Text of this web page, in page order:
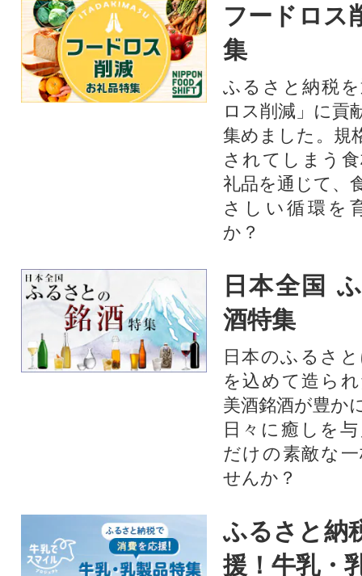
フードロス
集
ふるさと納税
ロス削減」に貢
集めました。規
されてしまう
礼品を通じて、
さしい循環を
か？​
日本全国
酒特集
日本のふるさ
を込めて造ら
美酒銘酒が豊か
日々に癒しを
だけの素敵な
せんか？
ふるさと納
援！牛乳・